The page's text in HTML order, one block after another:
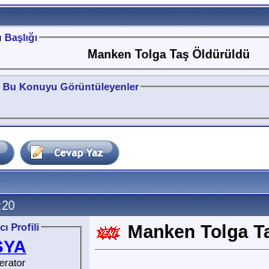
Manken Tolga Taş Öldürüldü
Bu Konuyu Görüntüleyenler
Profili Manken Tolga